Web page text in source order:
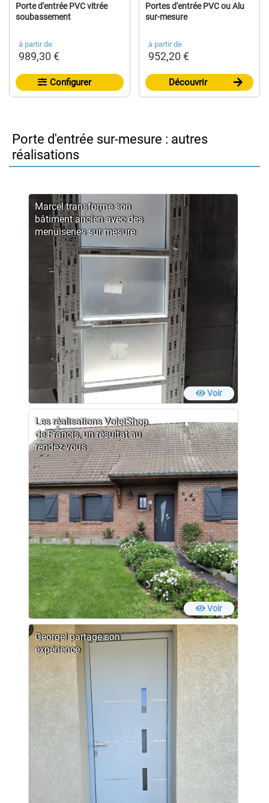
Porte d'entrée PVC vitrée
soubassement
à partir de
989,30 €
Configurer
Portes d'entrée PVC ou Alu
sur-mesure
à partir de
952,20 €
Découvrir
Porte d'entrée sur-mesure : autres
réalisations
Marcel transforme son
bâtiment ancien avec des
menuiseries sur mesure
Voir
Les réalisations VoletShop
de Francis, un résultat au
rendez-vous
Voir
Georgel partage son
expérience